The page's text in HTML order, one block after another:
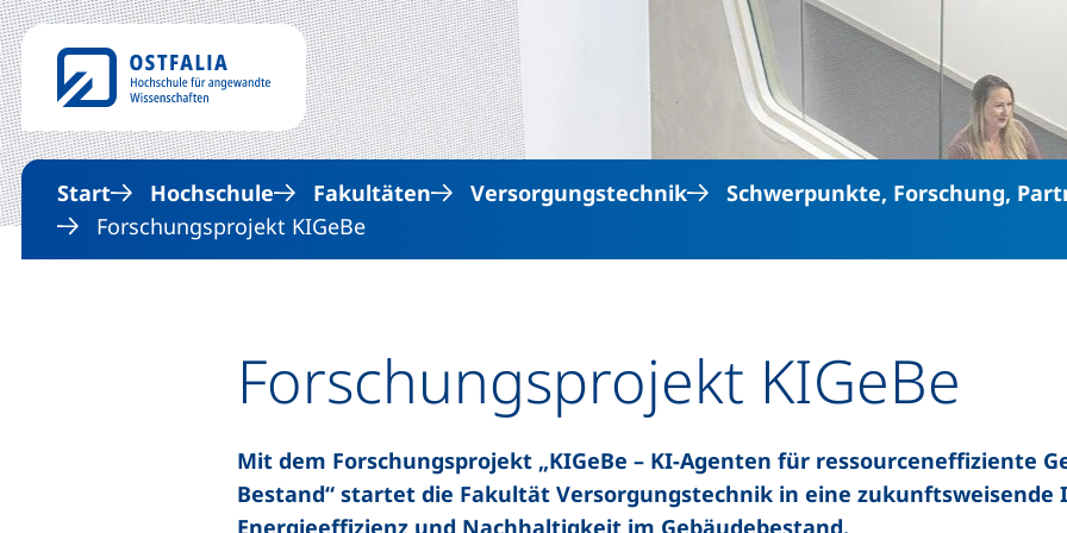
Direkt zum Inhalt
Start Hochschule Fakultäten Versorgungstechnik Schwerpunkte, Forschung,
Forschungsprojekt KIGeBe
Forschungsprojekt KIGeBe
Mit dem Forschungsprojekt „KIGeBe – KI-Agenten für ressourceneffiziente
Bestand“ startet die Fakultät Versorgungstechnik in eine
Energieeffizienz und Nachhaltigkeit im Gebäudebestand.